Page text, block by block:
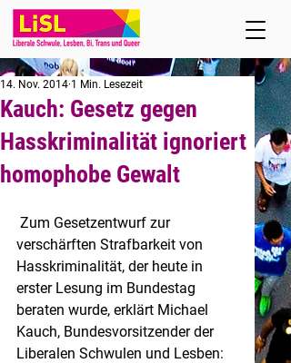
Kauch: Gesetz gegen
Hasskriminalität ignoriert
homophobe Gewalt
14. Nov. 2014 1 Min. Lesezeit
verschärften Strafbarkeit von
Hasskriminalität, der heute in
erster Lesung im Bundestag
beraten wurde, erklärt Michael
Kauch, Bundesvorsitzender der
Liberalen Schwulen und Lesben: